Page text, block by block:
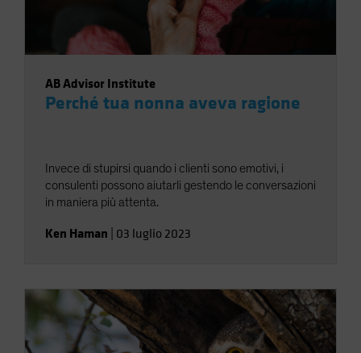
AB Advisor Institute
Perché tua nonna aveva ragione
Invece di stupirsi quando i clienti sono emotivi, i
consulenti possono aiutarli gestendo le conversazioni
in maniera più attenta.
Ken Haman 03 luglio 2023